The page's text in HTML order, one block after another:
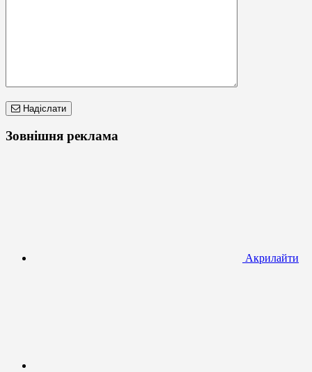
Надіслати
Зовнішня реклама
Акрилайти